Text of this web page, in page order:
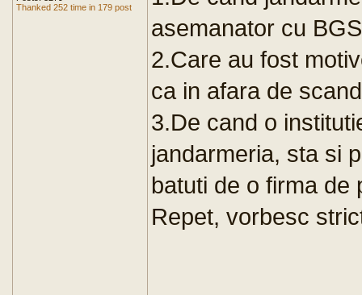
Thanked 252 time in 179 post
asemanator cu
2.Care au fost
ca in afara de
3.De cand o
jandarmeria, sta si
batuti de o firma de
Repet, vorbesc